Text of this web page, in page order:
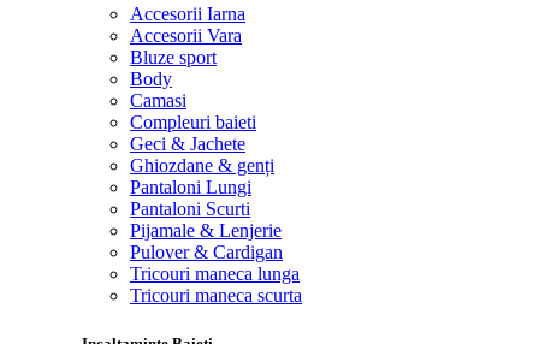
Accesorii Iarna
Accesorii Vara
Bluze sport
Body
Camasi
Compleuri baieti
Geci & Jachete
Ghiozdane & genți
Pantaloni Lungi
Pantaloni Scurti
Pijamale & Lenjerie
Pulover & Cardigan
Tricouri maneca lunga
Tricouri maneca scurta